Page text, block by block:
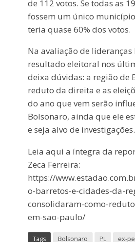
de 112 votos. Se todas as
fossem um único
teria quase 60% dos votos.
Na avaliação de lideranças
resultado eleitoral nos
deixa dúvidas: a região de
reduto da direita e as
do ano que vem serão
Bolsonaro, ainda que ele
e seja alvo de investigações.
Leia aqui a íntegra da
Zeca Ferreira:
https://
o-barretos-e-cidades-da-
consolidaram-como-
em-sao-paulo/
Tags Bolsonaro PL ex-